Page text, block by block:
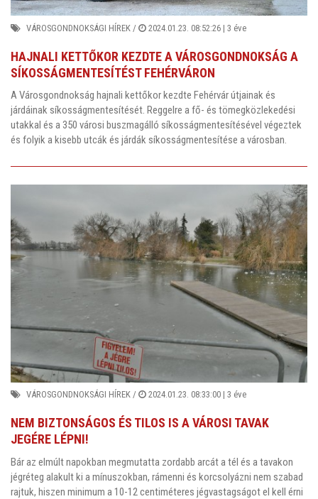
VÁROSGONDNOKSÁGI HÍREK / 2024.01.23. 08:52:26 | 3 éve
HAJNALI KETTŐKOR KEZDTE A VÁROSGONDNOKSÁG A
SÍKOSSÁGMENTESÍTÉST FEHÉRVÁRON
A Városgondnokság hajnali kettőkor kezdte Fehérvár útjainak és
járdáinak síkosságmentesítését. Reggelre a fő- és tömegközlekedési
utakkal és a 350 városi buszmagálló síkosságmentesítésével végeztek
és folyik a kisebb utcák és járdák síkosságmentesítése a városban.
VÁROSGONDNOKSÁGI HÍREK / 2024.01.23. 08:33:00 | 3 éve
NEM BIZTONSÁGOS ÉS TILOS IS A VÁROSI TAVAK
JEGÉRE LÉPNI!
Bár az elmúlt napokban megmutatta zordabb arcát a tél és a tavakon
jégréteg alakult ki a mínuszokban, rámenni és korcsolyázni nem szabad
rajtuk, hiszen minimum a 10-12 centiméteres jégvastagságot el kell érni